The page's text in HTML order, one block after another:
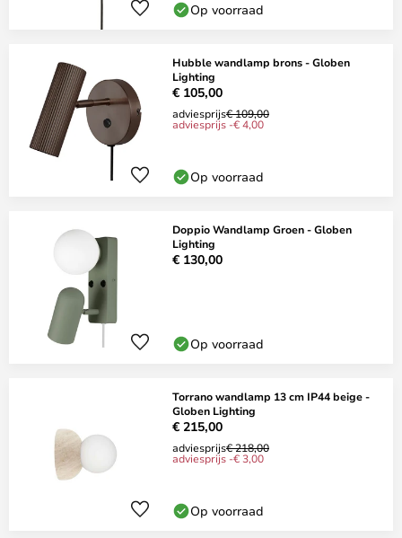
Op voorraad
Hubble wandlamp brons - Globen
Lighting
€ 105,00
adviesprijs€ 109,00
adviesprijs -€ 4,00
Op voorraad
Doppio Wandlamp Groen - Globen
Lighting
€ 130,00
Op voorraad
Torrano wandlamp 13 cm IP44 beige -
Globen Lighting
€ 215,00
adviesprijs€ 218,00
adviesprijs -€ 3,00
Op voorraad